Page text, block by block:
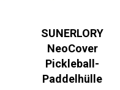
SUNERLORY
NeoCover
Pickleball-
Paddelhülle